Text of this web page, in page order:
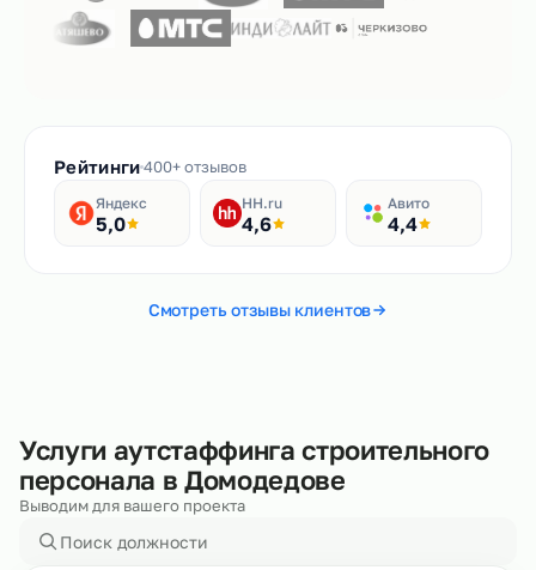
Рейтинги400+ отзывов
Яндекс
5,0
HH.ru
4,6
Авито
4,4
Смотреть отзывы клиентов
Услуги аутстаффинга строительного
персонала в Домодедове
Выводим для вашего проекта